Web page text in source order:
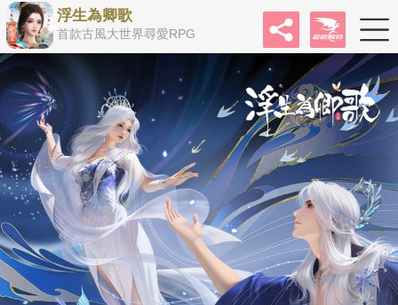
浮生為卿歌
首款古風大世界尋愛RPG